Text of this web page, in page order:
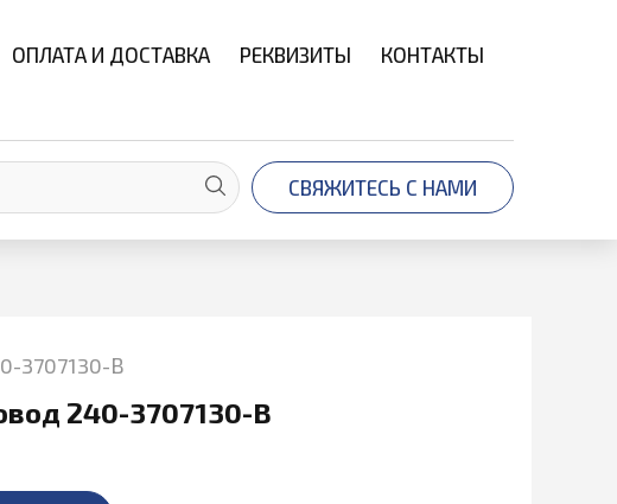
ОПЛАТА И ДОСТАВКА РЕКВИЗИТЫ КОНТАКТЫ
СВЯЖИТЕСЬ С НАМИ
3707130-В
240-3707130-В